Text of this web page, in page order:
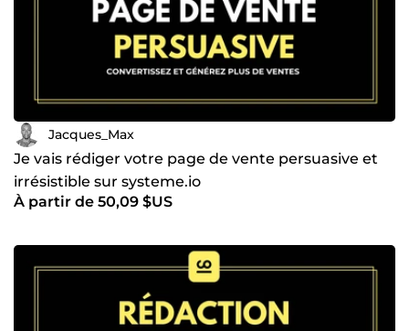
Jacques_Max
Je vais rédiger votre page de vente persuasive et
irrésistible sur systeme.io
À partir de 50,09 $US